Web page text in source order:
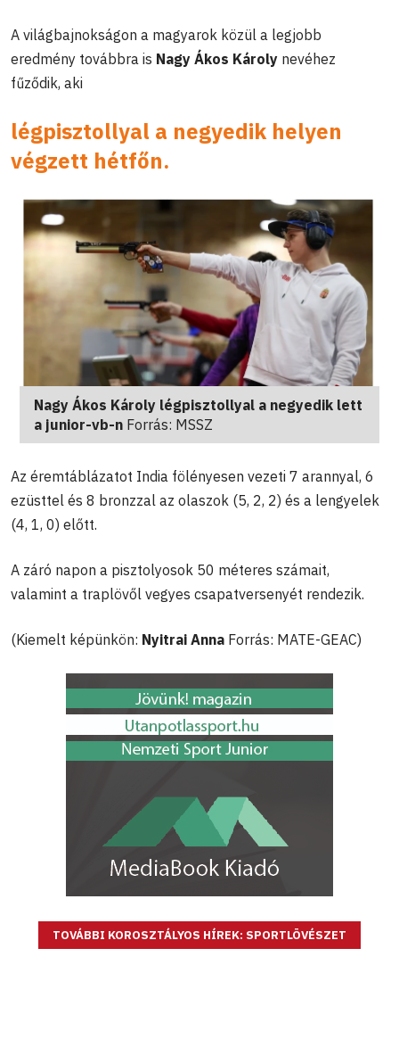
A világbajnokságon a magyarok közül a legjobb
eredmény továbbra is Nagy Ákos Károly nevéhez
fűződik, aki
légpisztollyal a negyedik helyen
végzett hétfőn.
Nagy Ákos Károly légpisztollyal a negyedik lett
a junior-vb-n Forrás: MSSZ
Az éremtáblázatot India fölényesen vezeti 7 arannyal, 6
ezüsttel és 8 bronzzal az olaszok (5, 2, 2) és a lengyelek
(4, 1, 0) előtt.
A záró napon a pisztolyosok 50 méteres számait,
valamint a traplövől vegyes csapatversenyét rendezik.
(Kiemelt képünkön: Nyitrai Anna Forrás: MATE-GEAC)
TOVÁBBI KOROSZTÁLYOS HÍREK: SPORTLÖVÉSZET